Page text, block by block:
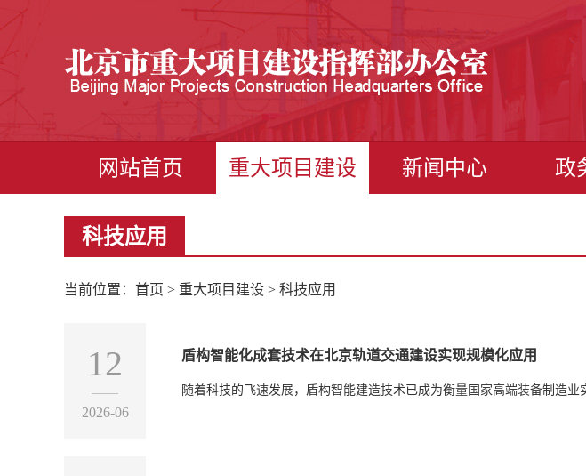
网站首页 重大项目建设 新闻中心 政
科技应用
当前位置： 首页 > 重大项目建设 > 科技应用
12
2026-06
盾构智能化成套技术在北京轨道交通建设实现规模化应用
随着科技的飞速发展，盾构智能建造技术已成为衡量国家高端装备制造业